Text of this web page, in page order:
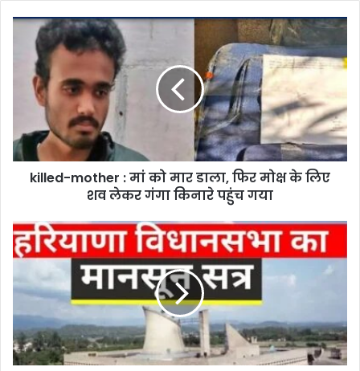
killed-mother : मां को मार डाला, फिर मोक्ष के लिए
शव लेकर गंगा किनारे पहुंच गया